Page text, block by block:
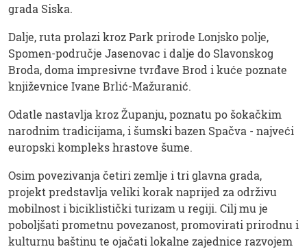
grada Siska.
Dalje, ruta prolazi kroz Park prirode Lonjsko polje,
Spomen-područje Jasenovac i dalje do Slavonskog
Broda, doma impresivne tvrđave Brod i kuće poznate
književnice Ivane Brlić-Mažuranić.
Odatle nastavlja kroz Županju, poznatu po šokačkim
narodnim tradicijama, i šumski bazen Spačva - najveći
europski kompleks hrastove šume.
Osim povezivanja četiri zemlje i tri glavna grada,
projekt predstavlja veliki korak naprijed za održivu
mobilnost i biciklistički turizam u regiji. Cilj mu je
poboljšati prometnu povezanost, promovirati prirodnu i
kulturnu baštinu te ojačati lokalne zajednice razvojem